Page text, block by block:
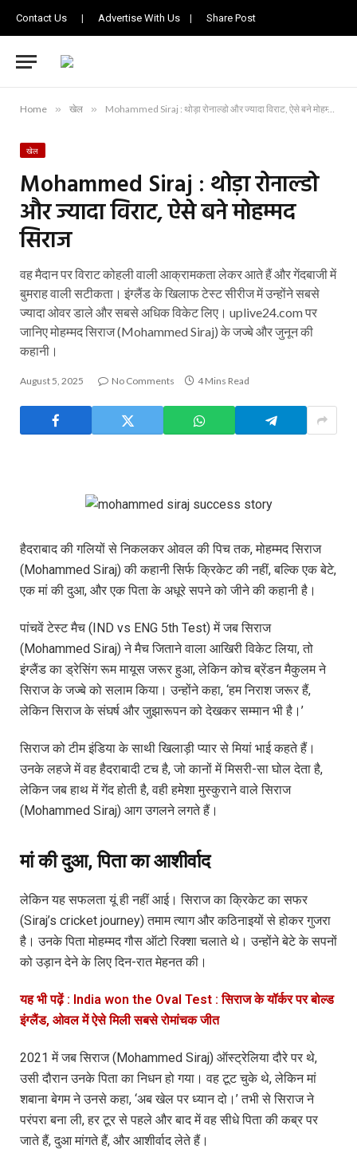
Contact Us | Advertise With Us | Share Post
Home » खेल » Mohammed Siraj : थोड़ा रोनाल्डो और ज्यादा विराट, ऐसे बने मोहम्मद सिराज
खेल
Mohammed Siraj : थोड़ा रोनाल्डो
और ज्यादा विराट, ऐसे बने मोहम्मद
सिराज
वह मैदान पर विराट कोहली वाली आक्रामकता लेकर आते हैं और गेंदबाजी में
बुमराह वाली सटीकता। इंग्लैंड के खिलाफ टेस्ट सीरीज में उन्होंने सबसे
ज्यादा ओवर डाले और सबसे अधिक विकेट लिए। uplive24.com पर
जानिए मोहम्मद सिराज (Mohammed Siraj) के जज्बे और जुनून की
कहानी।
August 5, 2025 No Comments 4 Mins Read
हैदराबाद की गलियों से निकलकर ओवल की पिच तक, मोहम्मद सिराज
(Mohammed Siraj) की कहानी सिर्फ क्रिकेट की नहीं, बल्कि एक बेटे,
एक मां की दुआ, और एक पिता के अधूरे सपने को जीने की कहानी है।
पांचवें टेस्ट मैच (IND vs ENG 5th Test) में जब सिराज
(Mohammed Siraj) ने मैच जिताने वाला आखिरी विकेट लिया, तो
इंग्लैंड का ड्रेसिंग रूम मायूस जरूर हुआ, लेकिन कोच ब्रेंडन मैकुलम ने
सिराज के जज्बे को सलाम किया। उन्होंने कहा, ‘हम निराश जरूर हैं,
लेकिन सिराज के संघर्ष और जुझारूपन को देखकर सम्मान भी है।’
सिराज को टीम इंडिया के साथी खिलाड़ी प्यार से मियां भाई कहते हैं।
उनके लहजे में वह हैदराबादी टच है, जो कानों में मिसरी-सा घोल देता है,
लेकिन जब हाथ में गेंद होती है, वही हमेशा मुस्कुराने वाले सिराज
(Mohammed Siraj) आग उगलने लगते हैं।
मां की दुआ, पिता का आशीर्वाद
लेकिन यह सफलता यूं ही नहीं आई। सिराज का क्रिकेट का सफर
(Siraj’s cricket journey) तमाम त्याग और कठिनाइयों से होकर गुजरा
है। उनके पिता मोहम्मद गौस ऑटो रिक्शा चलाते थे। उन्होंने बेटे के सपनों
को उड़ान देने के लिए दिन-रात मेहनत की।
यह भी पढ़ें : India won the Oval Test : सिराज के यॉर्कर पर बोल्ड
इंग्लैंड, ओवल में ऐसे मिली सबसे रोमांचक जीत
2021 में जब सिराज (Mohammed Siraj) ऑस्ट्रेलिया दौरे पर थे,
उसी दौरान उनके पिता का निधन हो गया। वह टूट चुके थे, लेकिन मां
शबाना बेगम ने उनसे कहा, ‘अब खेल पर ध्यान दो।’ तभी से सिराज ने
परंपरा बना ली, हर टूर से पहले और बाद में वह सीधे पिता की कब्र पर
जाते हैं, दुआ मांगते हैं, और आशीर्वाद लेते हैं।